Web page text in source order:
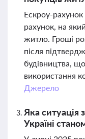
Ескроу-
рахунок, на
житло. Гроші
після
будівництва,
використання
Джерело
Яка ситуація
Україні